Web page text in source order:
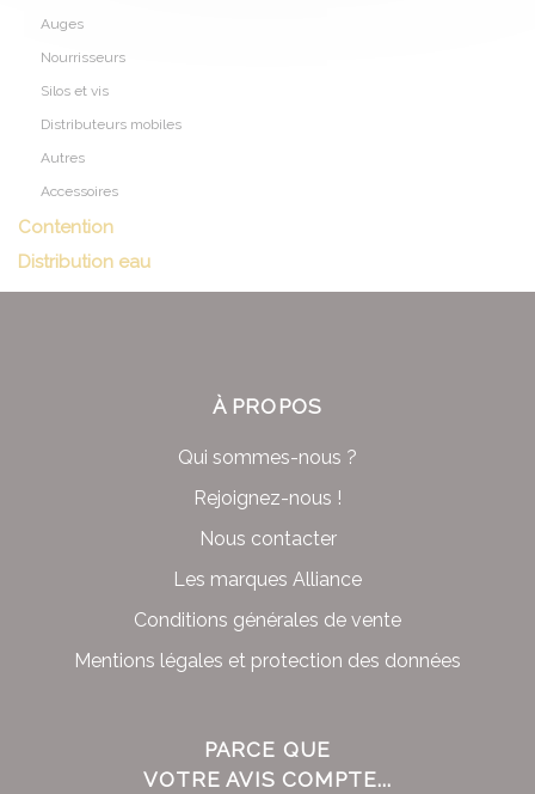
Auges
Nourrisseurs
Silos et vis
Distributeurs mobiles
Autres
Accessoires
Contention
Distribution eau
À PROPOS
Qui sommes-nous ?
Rejoignez-nous !
Nous contacter
Les marques Alliance
Conditions générales de vente
Mentions légales et protection des données
PARCE QUE
VOTRE AVIS COMPTE...